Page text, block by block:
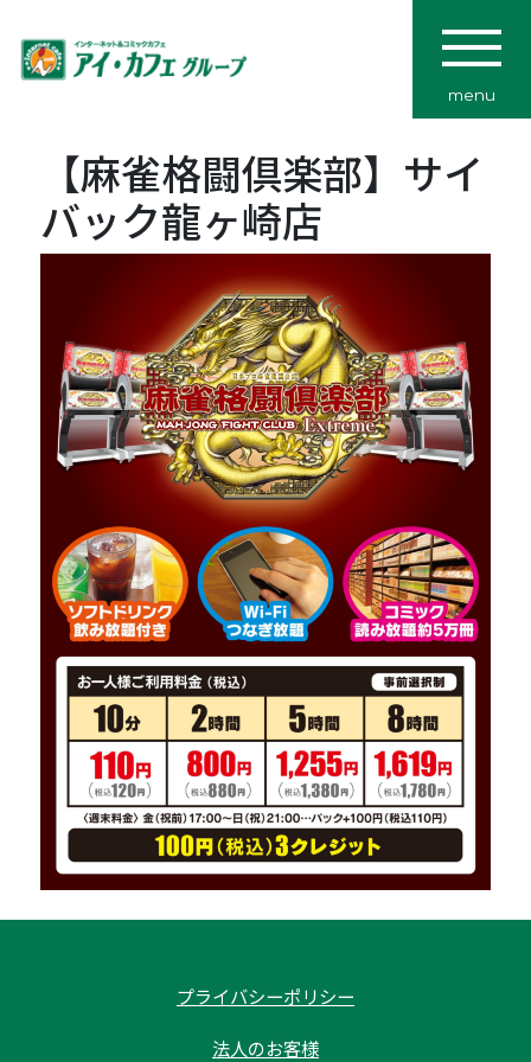
menu
【麻雀格闘倶楽部】サイ
バック龍ヶ崎店
プライバシーポリシー
法人のお客様